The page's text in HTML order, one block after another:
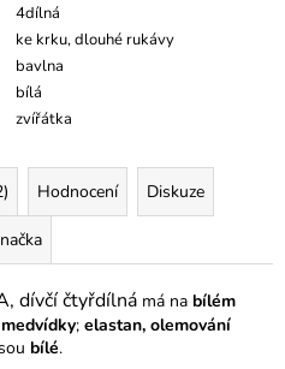
4dílná
ke krku, dlouhé rukávy
bavlna
bílá
zvířátka
Hodnocení Diskuze
dívčí čtyřdílná má na bílém
; elastan, olemování
bílé.